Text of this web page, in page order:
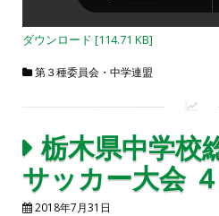
ダウンロード [114.71 KB]
第３種委員会・中学連盟
栃木県中学校
サッカー大会
2018年7月31日